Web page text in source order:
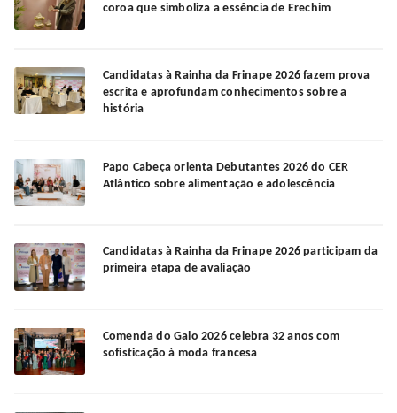
coroa que simboliza a essência de Erechim
Candidatas à Rainha da Frinape 2026 fazem prova
escrita e aprofundam conhecimentos sobre a
história
Papo Cabeça orienta Debutantes 2026 do CER
Atlântico sobre alimentação e adolescência
Candidatas à Rainha da Frinape 2026 participam da
primeira etapa de avaliação
Comenda do Galo 2026 celebra 32 anos com
sofisticação à moda francesa